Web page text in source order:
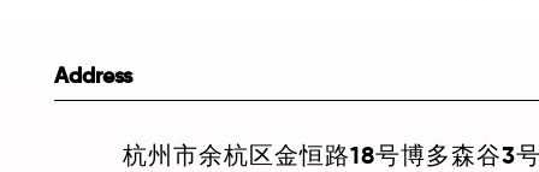
Address
杭州市余杭区金恒路18号博多森谷3